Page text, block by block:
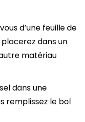
d’une feuille de
placerez dans un
matériau
dans une
remplissez le bol